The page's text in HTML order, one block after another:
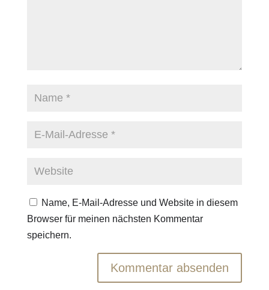
Name, E-Mail-Adresse und Website in diesem
Browser für meinen nächsten Kommentar
speichern.